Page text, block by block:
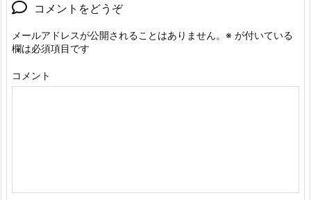
コメントをどうぞ
メールアドレスが公開されることはありません。 ※ が付いている
欄は必須項目です
コメント